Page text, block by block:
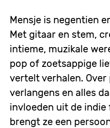
Mensje is negentien
Met gitaar en stem,
intieme, muzikale
pop of zoetsappige
vertelt verhalen.
verlangens en alles
invloeden uit de
brengt ze een